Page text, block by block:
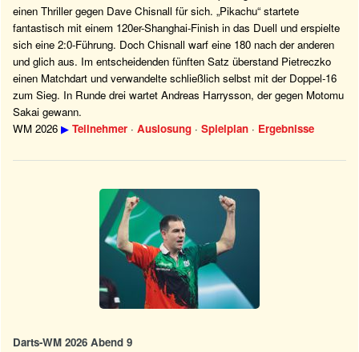
einen Thriller gegen Dave Chisnall für sich. „Pikachu“ startete
fantastisch mit einem 120er-Shanghai-Finish in das Duell und erspielte
sich eine 2:0-Führung. Doch Chisnall warf eine 180 nach der anderen
und glich aus. Im entscheidenden fünften Satz überstand Pietreczko
einen Matchdart und verwandelte schließlich selbst mit der Doppel-16
zum Sieg. In Runde drei wartet Andreas Harrysson, der gegen Motomu
Sakai gewann.
WM 2026 ▶ Teilnehmer · Auslosung · Spielplan · Ergebnisse
Darts-WM 2026 Abend 9